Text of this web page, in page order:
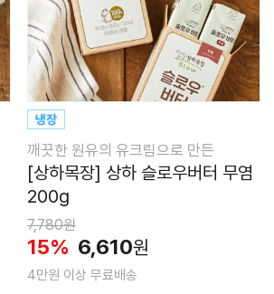
깨끗한 원유의 유크림으로 만든
[상하목장] 상하 슬로우버터 무염
200g
7,780원
15% 6,610원
4만원 이상 무료배송